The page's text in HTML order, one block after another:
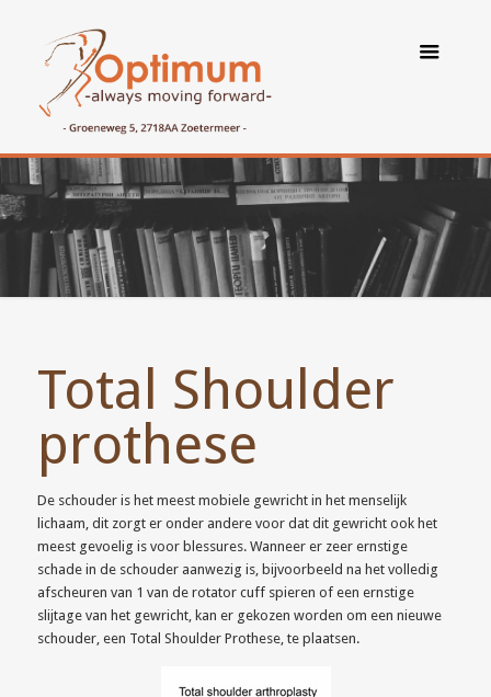
Total Shoulder
prothese
De schouder is het meest mobiele gewricht in het menselijk
lichaam, dit zorgt er onder andere voor dat dit gewricht ook het
meest gevoelig is voor blessures. Wanneer er zeer ernstige
schade in de schouder aanwezig is, bijvoorbeeld na het volledig
afscheuren van 1 van de rotator cuff spieren of een ernstige
slijtage van het gewricht, kan er gekozen worden om een nieuwe
schouder, een Total Shoulder Prothese, te plaatsen.